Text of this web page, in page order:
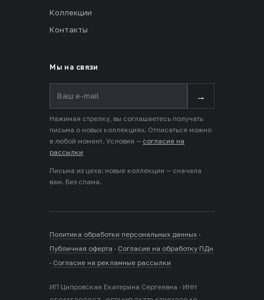
Коллекции
Контакты
Мы на связи
→
Нажимая стрелку, вы соглашаетесь получать
письма о новых коллекциях. Отписаться можно
в любой момент. Условия — согласие на
рассылки
Письма из цеха: новые коллекции — сначала
вам. Без спама.
Политика обработки персональных данных ·
Публичная оферта · Согласие на обработку ПДн
· Согласие на рекламные рассылки
ИП Ципровская Екатерина Сергеевна · ИНН